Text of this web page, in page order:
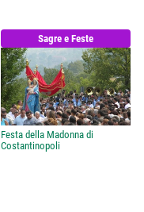
Sagre e Feste
Festa della Madonna di
Costantinopoli